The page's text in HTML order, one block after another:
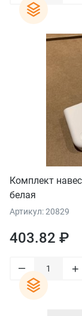
Комплект
белая
Артикул: 20829
403.82 ₽
– +